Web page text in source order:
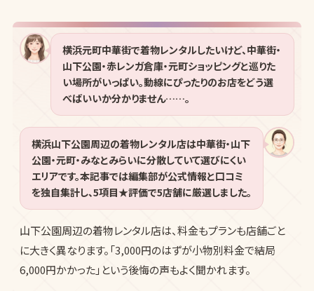
横浜元町中華街で着物レンタルしたいけど、中華街・
山下公園・赤レンガ倉庫・元町ショッピングと巡りた
い場所がいっぱい。動線にぴったりのお店をどう選
べばいいか分かりません……。
横浜山下公園周辺の着物レンタル店は中華街・山下
公園・元町・みなとみらいに分散していて選びにくい
エリアです。本記事では編集部が公式情報と口コミ
を独自集計し、5項目★評価で5店舗に厳選しました。
山下公園周辺の着物レンタル店は、料金もプランも店舗ごと
に大きく異なります。「3,000円のはずが小物別料金で結局
6,000円かかった」という後悔の声もよく聞かれます。